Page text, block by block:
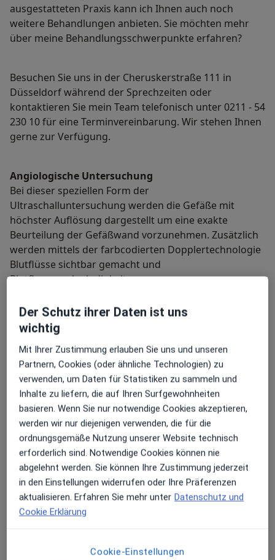
ausgestatteten Praxis kann ich Ihnen auch noch
weitere Behandlungen anbieten. Sie möchten mehr
über meine Behandlungsschwerpunkte erfahren?
Besuchen Sie uns in der Cheruskerstraße 111 in
Düsseldorf während der Sprechzeiten oder
kontaktieren Sie mein Team telefonisch unter 0211 - 54
230 10 für eine Terminvereinbarung. Wir stehen Ihnen
gerne zur Verfügung.
Angiologische Untersuchung
Bei dieser speziellen Form der
Ultraschalluntersuchung werden die Gefäße mit
höchster Auflösung dargestellt um eine exakte
Beurteilung der Gefäßwand vorzunehmen. Zusätzlich
werden mittels der farbcodierten Dopplertechnologie
Blutflüsse sichtbar gemacht und
Blutflussgeschwindigkeiten gemessen.
Frühstadium erkannt und rechtzeitig behandelt
werden.
Lungenfunktionsprüfung
Die Lungenfunktionsprüfung ist wichtiger Bestandteil
der Diagnostik von Lungen- und Atemwegs-
erkrankungen und hilft bei der Differenzierung des
Leitsymptoms Atemnot. Mit den Methoden der
Spirometrie und Bodyplethysmographie lassen sich
wichtige Erkrankungen wie Asthma bronchiale
chronische Bronchitis und Lungenüberblähung sicher
und ohne Belastung für den Patienten diagnostizieren
und die Effizienz der Therapie überprüfen.
Herzkatheter und Schrittmacherimplantation
Durch die Verbindung von ambulanten und
stationären Leistungen ermöglichen wir Ihnen eine
kontinuierliche medizinische Betreuung ohne
Informationsverlust und unnötige Mehrfachunter-
der Untersuchungsbefunde eine weitergehende
Der Schutz ihrer Daten ist uns
wichtig
Mit Ihrer Zustimmung erlauben Sie uns und unseren
Partnern, Cookies (oder ähnliche Technologien) zu
verwenden, um Daten für Statistiken zu sammeln und
Inhalte zu liefern, die auf Ihren Surfgewohnheiten
basieren. Wenn Sie nur notwendige Cookies akzeptieren,
werden wir nur diejenigen verwenden, die für die
ordnungsgemäße Nutzung unserer Website technisch
erforderlich sind. Notwendige Cookies können nie
abgelehnt werden. Sie können Ihre Zustimmung jederzeit
in den Einstellungen widerrufen oder Ihre Präferenzen
aktualisieren. Erfahren Sie mehr unter Datenschutz und
Cookie Erklärung
Cookie-Einstellungen